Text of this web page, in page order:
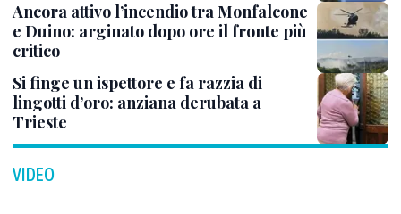
Ancora attivo l’incendio tra Monfalcone
e Duino: arginato dopo ore il fronte più
critico
Si finge un ispettore e fa razzia di
lingotti d’oro: anziana derubata a
Trieste
VIDEO